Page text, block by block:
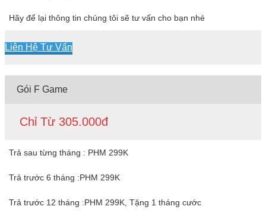
Hãy để lại thông tin chúng tôi sẽ tư vấn cho bạn nhé
Liên Hệ Tư Vấn
Gói F Game
Chỉ Từ 305.000đ
Trả sau từng tháng : PHM 299K
Trả trước 6 tháng :PHM 299K
Trả trước 12 tháng :PHM 299K, Tặng 1 tháng cước